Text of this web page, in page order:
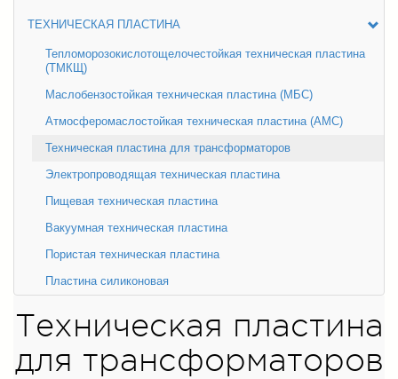
ТЕХНИЧЕСКАЯ ПЛАСТИНА
Тепломорозокислотощелочестойкая техническая пластина
(ТМКЩ)
Маслобензостойкая техническая пластина (МБС)
Атмосферомаслостойкая техническая пластина (АМС)
Техническая пластина для трансформаторов
Электропроводящая техническая пластина
Пищевая техническая пластина
Вакуумная техническая пластина
Пористая техническая пластина
Пластина силиконовая
Техническая пластина
для трансформаторов